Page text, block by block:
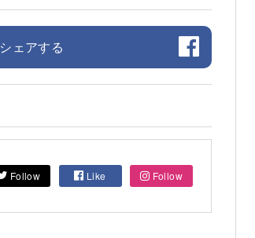
シェアする
Follow Like Follow